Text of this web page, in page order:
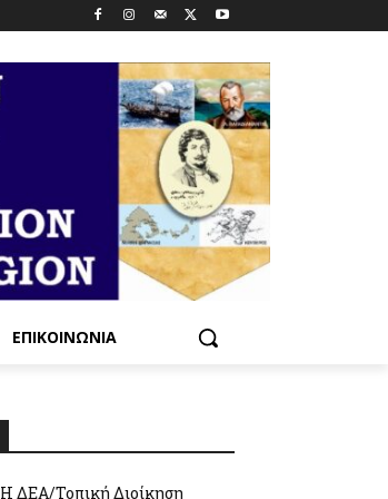
ΕΠΙΚΟΙΝΩΝΊΑ
Η ΔΕΑ/Τοπική Διοίκηση